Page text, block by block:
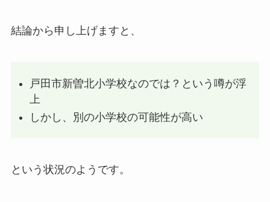
結論から申し上げますと、
戸田市新曽北小学校なのでは？という噂が浮
上
しかし、別の小学校の可能性が高い
という状況のようです。